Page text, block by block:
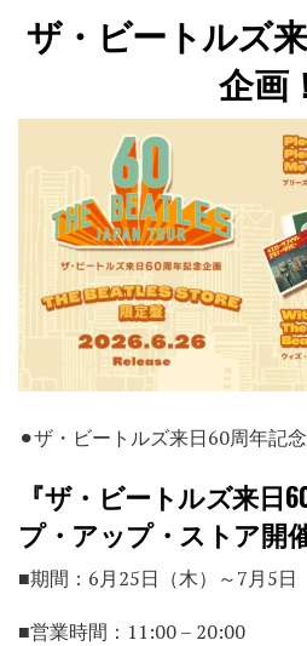
ザ・ビートルズ
企画
⚫︎ザ・ビートルズ来日60周年記
『ザ・ビートルズ来日
プ・アップ・ストア開
■期間：6月25日（木）～7月5日
■営業時間：11:00 – 20:00